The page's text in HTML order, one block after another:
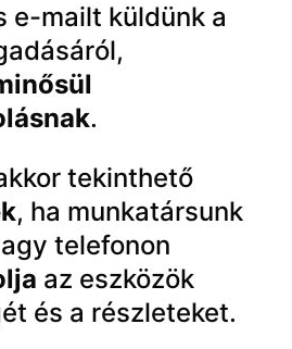
e-mailt küldünk a
.
tekinthető
, ha munkatársunk
telefonon
az eszközök
és a részleteket.